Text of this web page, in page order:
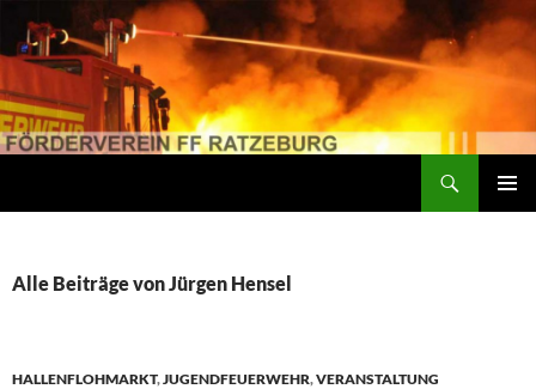
Förderverein der Freiwilligen Feuerwehr Ratzeburg
Alle Beiträge von Jürgen Hensel
HALLENFLOHMARKT,JUGENDFEUERWEHR,VERANSTALTUNG